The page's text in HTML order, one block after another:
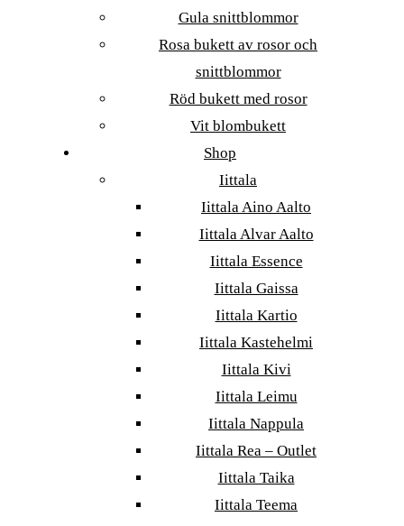
Gula snittblommor
Rosa bukett av rosor och
snittblommor
Röd bukett med rosor
Vit blombukett
Shop
Iittala
Iittala Aino Aalto
Iittala Alvar Aalto
Iittala Essence
Iittala Gaissa
Iittala Kartio
Iittala Kastehelmi
Iittala Kivi
Iittala Leimu
Iittala Nappula
Iittala Rea – Outlet
Iittala Taika
Iittala Teema